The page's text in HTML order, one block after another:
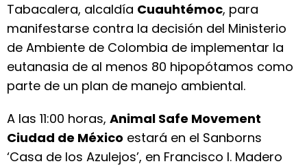
Tabacalera, alcaldía Cuauhtémoc, para
manifestarse contra la decisión del Ministerio
de Ambiente de Colombia de implementar la
eutanasia de al menos 80 hipopótamos como
parte de un plan de manejo ambiental.
A las 11:00 horas, Animal Safe Movement
Ciudad de México estará en el Sanborns
‘Casa de los Azulejos’, en Francisco I. Madero